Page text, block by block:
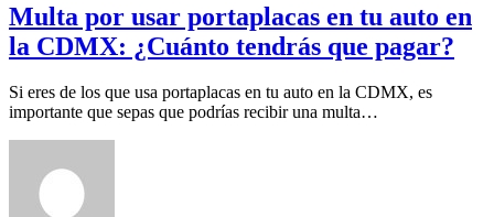
Multa por usar portaplacas en tu auto en
la CDMX: ¿Cuánto tendrás que pagar?
Si eres de los que usa portaplacas en tu auto en la CDMX, es
importante que sepas que podrías recibir una multa…